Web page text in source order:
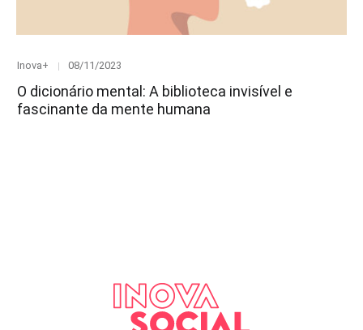
Category
Inova+
Posted
08/11/2023
O dicionário mental: A biblioteca invisível e
fascinante da mente humana